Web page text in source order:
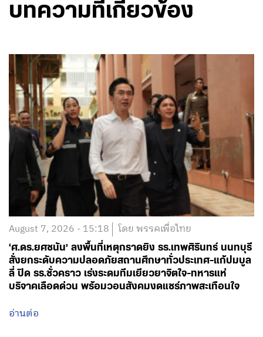
บทความที่เกี่ยวข้อง
August 7, 2026 - 15:18 โดย พรรคเพื่อไทย
‘ศ.ดร.ยศชนัน’ ลงพื้นที่เหตุกราดยิง รร.เทพศิรินทร์ นนทบุรี
สั่งยกระดับความปลอดภัยสถานศึกษาทั่วประเทศ-แก้ปมบูล
ลี่ ปิด รร.ชั่วคราว เร่งระดมทีมเยียวยาจิตใจ-ทหารแห่
บริจาคเลือดด่วน พร้อมวอนสังคมงดแชร์ภาพสะเทือนใจ
อ่านต่อ